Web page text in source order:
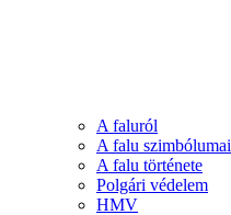
A faluról
A falu szimbólumai
A falu története
Polgári védelem
HMV